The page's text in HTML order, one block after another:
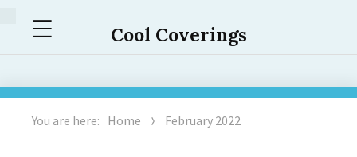
Cool Coverings
You are here: Home February 2022